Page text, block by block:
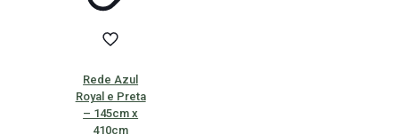
Rede Azul
Royal e Preta
– 145cm x
410cm